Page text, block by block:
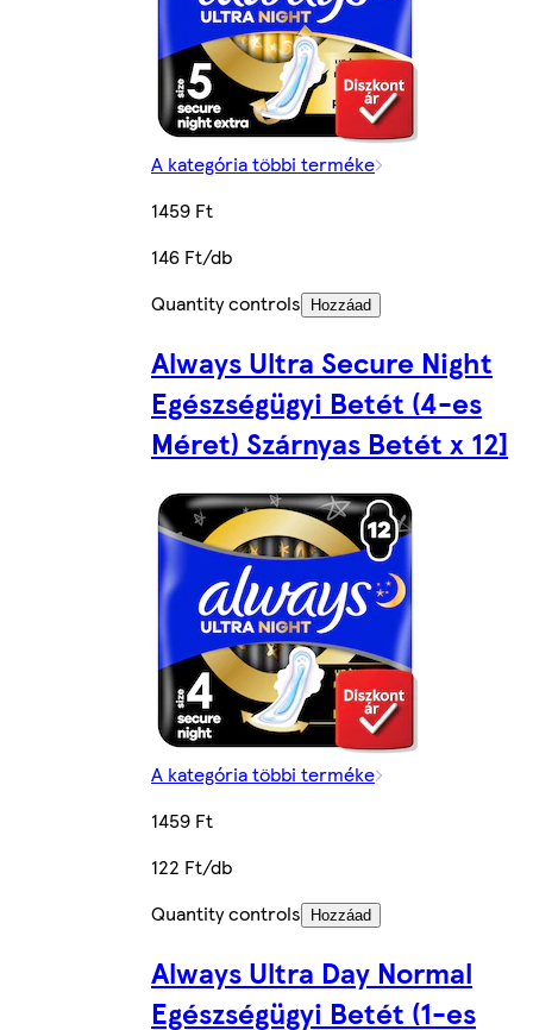
A kategória többi terméke
1459 Ft
146 Ft/db
Quantity controls
Hozzáad
Always Ultra Secure Night
Egészségügyi Betét (4-es
Méret) Szárnyas Betét x 12]
A kategória többi terméke
1459 Ft
122 Ft/db
Quantity controls
Hozzáad
Always Ultra Day Normal
Egészségügyi Betét (1-es